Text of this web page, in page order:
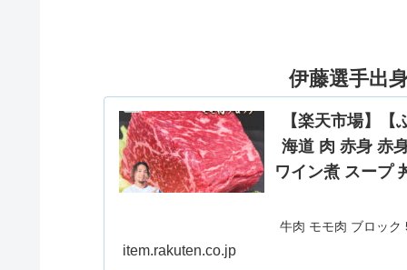
伊藤選手出
【楽天市場】
海道 肉 赤身 赤
ワイン煮 スープ
牛肉 モモ肉 ブロッ
item.rakuten.co.jp